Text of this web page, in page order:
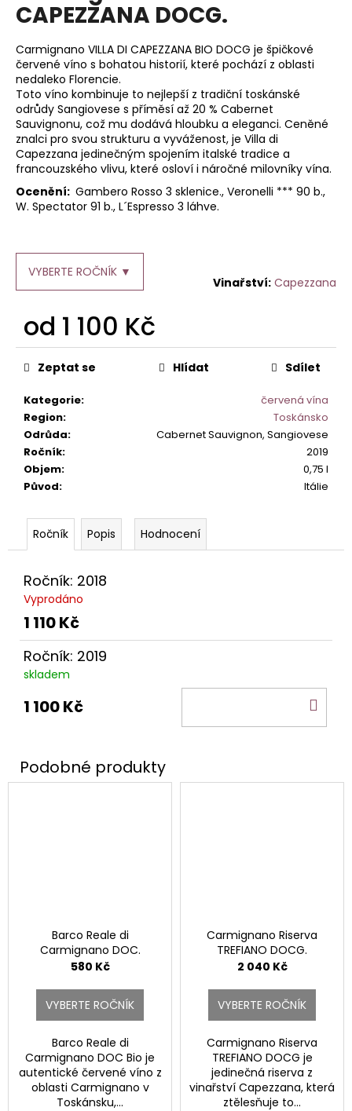
0,0
5
hvězdiček.
CAPEZZANA DOCG.
Carmignano VILLA DI CAPEZZANA BIO DOCG je špičkové
červené víno s bohatou historií, které pochází z oblasti
nedaleko Florencie.
Toto víno kombinuje to nejlepší z tradiční toskánské
odrůdy Sangiovese s příměsí až 20 % Cabernet
Sauvignonu, což mu dodává hloubku a eleganci. Ceněné
znalci pro svou strukturu a vyváženost, je Villa di
Capezzana jedinečným spojením italské tradice a
francouzského vlivu, které osloví i náročné milovníky vína.
Ocenění: Gambero Rosso 3 sklenice., Veronelli *** 90 b.,
W. Spectator 91 b., L´Espresso 3 láhve.
VYBERTE ROČNÍK ▼
Capezzana
od 1 100 Kč
Měrná
cena:
Kategorie:
červená vína
Region:
Toskánsko
Odrůda:
Cabernet Sauvignon, Sangiovese
Ročník:
2019
Objem:
0,75 l
Původ: Itálie
Zeptat se Hlídat Sdílet
Popis Hodnocení
Ročník: 2018
Vyprodáno
1 110 Kč
Ročník: 2019
skladem
1 100 Kč
Barco Reale di
Carmignano DOC.
580 Kč
VYBERTE ROČNÍK
Barco Reale di
Carmignano DOC Bio je
autentické červené víno z
oblasti Carmignano v
Toskánsku,...
Carmignano Riserva
TREFIANO DOCG.
2 040 Kč
VYBERTE ROČNÍK
Carmignano Riserva
TREFIANO DOCG je
jedinečná riserva z
vinařství Capezzana, která
ztělesňuje to...
a
j
í
t
?
D
p
u
č
u
e
m
e
ITALIANO
249